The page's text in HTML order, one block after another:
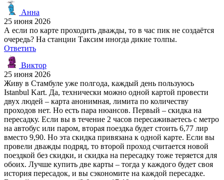
Анна
25 июня 2026
А если по карте проходить дважды, то в час пик не создаётся
очередь? На станции Таксим иногда дикие толпы.
Ответить
Виктор
25 июня 2026
Живу в Стамбуле уже полгода, каждый день пользуюсь
Istanbul Kart. Да, технически можно одной картой провести
двух людей – карта анонимная, лимита по количеству
проходов нет. Но есть пара нюансов. Первый – скидка на
пересадку. Если вы в течение 2 часов пересаживаетесь с метро
на автобус или паром, вторая поездка будет стоить 6,77 лир
вместо 9,90. Но эта скидка привязана к одной карте. Если вы
провели дважды подряд, то второй проход считается новой
поездкой без скидки, и скидка на пересадку тоже теряется для
обоих. Лучше купить две карты – тогда у каждого будет своя
история пересадок, и вы сэкономите на каждой пересадке.